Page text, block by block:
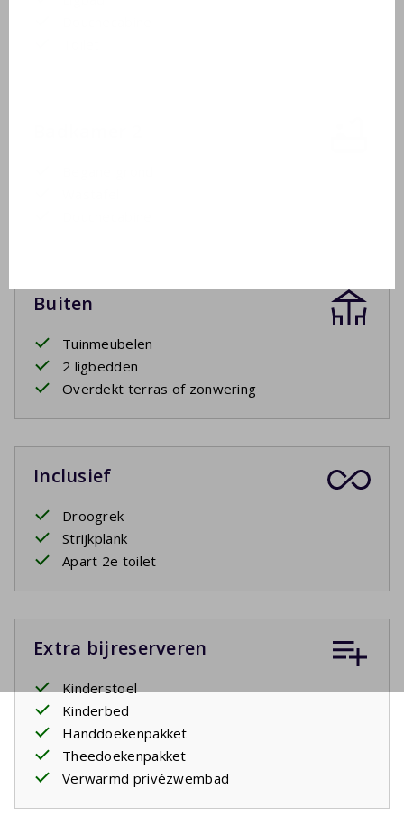
Buiten
Tuinmeubelen
2 ligbedden
Overdekt terras of zonwering
Inclusief
Droogrek
Strijkplank
Apart 2e toilet
Extra bijreserveren
Kinderstoel
Kinderbed
Handdoekenpakket
Theedoekenpakket
Verwarmd privézwembad